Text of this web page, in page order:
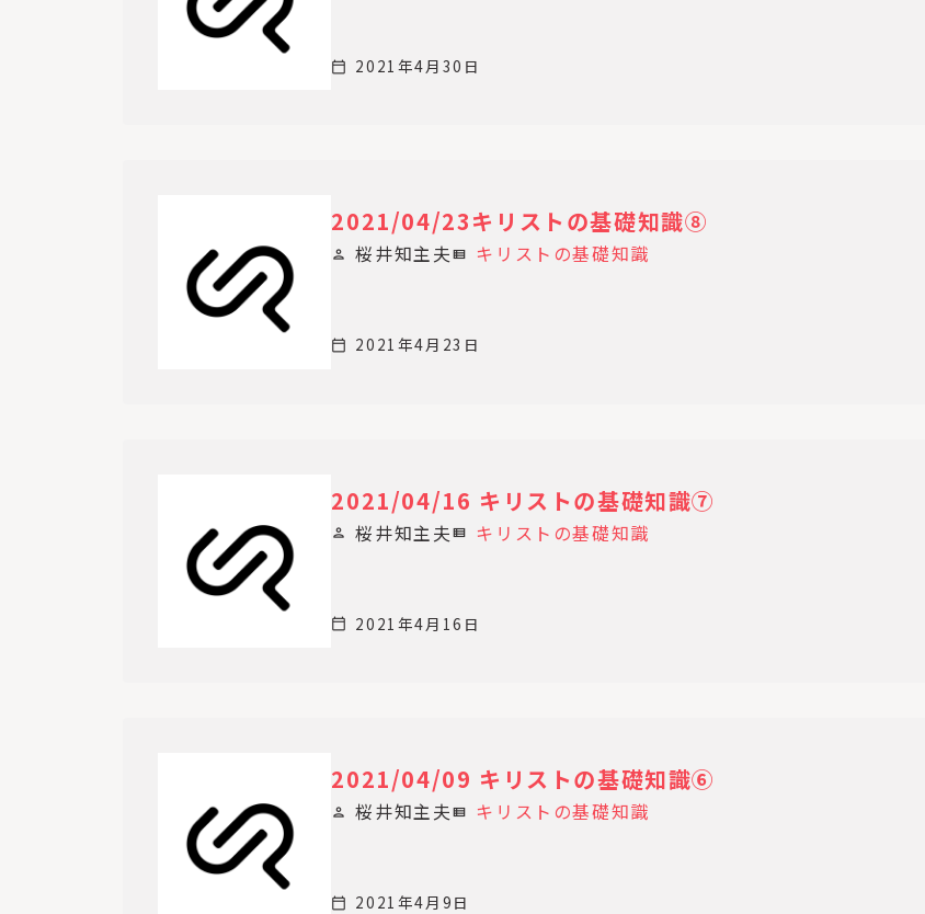
calendar_today 2021年4月30日
2021/04/23キリストの基礎知識⑧
person 桜井知主夫 view_list キリストの基礎知識
calendar_today 2021年4月23日
2021/04/16 キリストの基礎知識⑦
person 桜井知主夫 view_list キリストの基礎知識
calendar_today 2021年4月16日
2021/04/09 キリストの基礎知識⑥
person 桜井知主夫 view_list キリストの基礎知識
calendar_today 2021年4月9日